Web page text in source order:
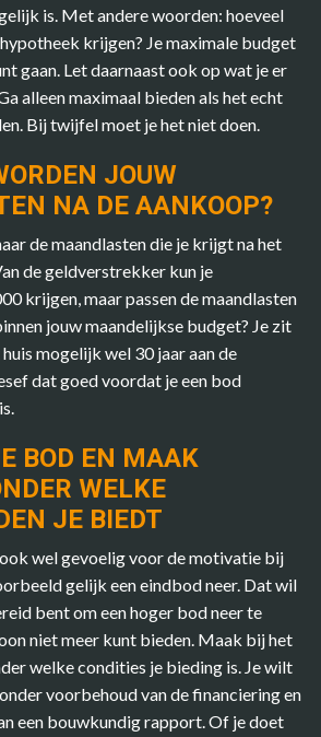
is. Met andere woorden: hoeveel
krijgen? Je maximale budget
gaan. Let daarnaast ook op wat je er
alleen maximaal bieden als het echt
Bij twijfel moet je het niet doen.
JOUW
NA DE AANKOOP?
de maandlasten die je krijgt na het
de geldverstrekker kun je
krijgen, maar passen de maandlasten
jouw maandelijkse budget? Je zit
mogelijk wel 30 jaar aan de
dat goed voordat je een bod
BOD EN MAAK
WELKE
JE BIEDT
wel gevoelig voor de motivatie bij
gelijk een eindbod neer. Dat wil
bent om een hoger bod neer te
niet meer kunt bieden. Maak bij het
welke condities je bieding is. Je wilt
voorbehoud van de financiering en
een bouwkundig rapport. Of je doet